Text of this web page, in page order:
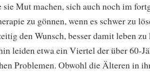
sie Mut machen, sich auch noch im
zu gönnen, wenn es schwer zu
den Wunsch, besser damit leben zu
leiden etwa ein Viertel der über 60-
Problemen. Obwohl die Älteren in